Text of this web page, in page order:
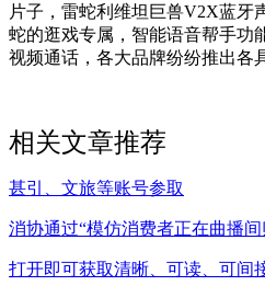
片子，雷蛇利维坦巨兽V2X蓝牙
蛇的逛戏专属，智能语音帮手功
视频通话，各大品牌纷纷推出各
相关文章推荐
甚引、文旅等账号参取
消协通过“模仿消费者正在曲播间
打开即可获取清晰、可读、可间